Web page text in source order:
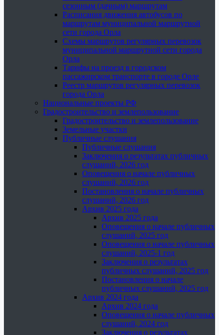
сезонным (дачным) маршрутам
Расписания движения автобусов по
маршрутам муниципальной маршрутной
сети города Орла
Схемы маршрутов регулярных перевозок
муниципальной маршрутной сети города
Орла
Тарифы на проезд в городском
пассажирском транспорте в городе Орле
Реестр маршрутов регулярных перевозок
города Орла
Национальные проекты РФ
Градостроительство и землепользование
Градостроительство и землепользование
Земельные участки
Публичные слушания
Публичные слушания
Заключения о результатах публичных
слушаний, 2026 год
Оповещения о начале публичных
слушаний, 2026 год
Постановления о начале публичных
слушаний, 2026 год
Архив 2025 года
Архив 2025 года
Оповещения о начале публичных
слушаний, 2025 год
Оповещения о начале публичных
слушаний, 2025-1 год
Заключения о результатах
публичных слушаний, 2025 год
Постановления о начале
публичных слушаний, 2025 год
Архив 2024 года
Архив 2024 года
Оповещения о начале публичных
слушаний, 2024 год
Заключения о результатах